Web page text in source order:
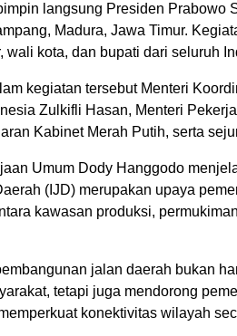
langsung Presiden Prabowo
Madura, Jawa Timur.
wali kota, dan bupati dari seluruh
kegiatan tersebut Menteri
Zulkifli Hasan, Menteri
Kabinet Merah Putih, serta
Umum Dody Hanggodo
(IJD) merupakan upaya
kawasan produksi,
jalan daerah bukan
tetapi juga mendorong
konektivitas wilayah